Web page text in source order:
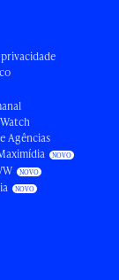
Agências